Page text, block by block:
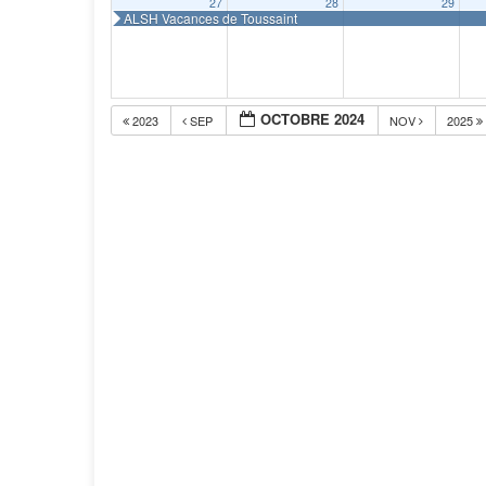
ALSH Vacances de Toussaint
2023 SEP OCTOBRE 2024 NOV 2025